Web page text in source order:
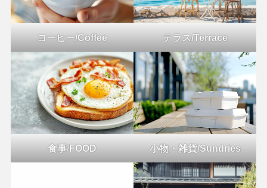
コーヒー/Coffee テラス/Terrace
食事/FOOD 小物・雑貨/Sundries